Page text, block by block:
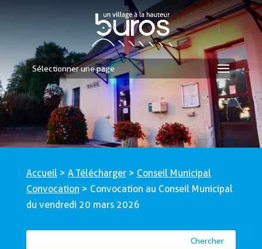
Sélectionner une page
Accueil> A Télécharger> Conseil Municipal
Convocation > Convocation au Conseil Municipal
du vendredi 20 mars 2026